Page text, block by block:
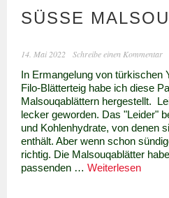
SÜSSE
14. Mai 2022 Schreibe einen Kommentar
In Ermangelung von türkischen
Filo-Blätterteig habe ich diese
Malsouqablättern hergestellt.
lecker geworden. Das "Leider"
und Kohlenhydrate, von denen
enthält. Aber wenn schon
richtig. Die Malsouqablätter
passenden …WeiterlesenSüße